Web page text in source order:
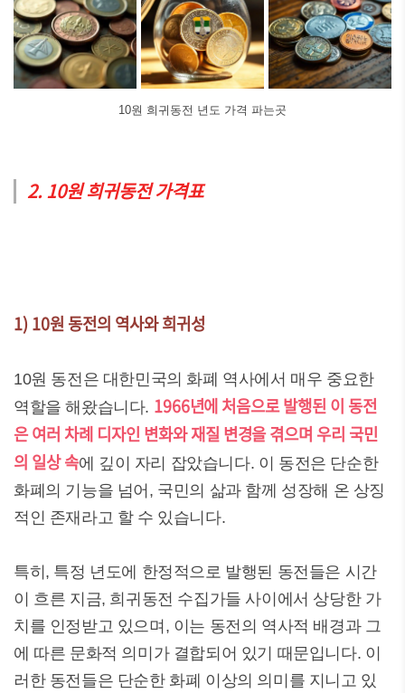
10원 희귀동전 년도 가격 파는곳
2. 10원 희귀동전 가격표
1) 10원 동전의 역사와 희귀성
10원 동전은 대한민국의 화폐 역사에서 매우 중요한
역할을 해왔습니다. 1966년에 처음으로 발행된 이 동전
은 여러 차례 디자인 변화와 재질 변경을 겪으며 우리 국민
의 일상 속에 깊이 자리 잡았습니다. 이 동전은 단순한
화폐의 기능을 넘어, 국민의 삶과 함께 성장해 온 상징
적인 존재라고 할 수 있습니다.
특히, 특정 년도에 한정적으로 발행된 동전들은 시간
이 흐른 지금, 희귀동전 수집가들 사이에서 상당한 가
치를 인정받고 있으며, 이는 동전의 역사적 배경과 그
에 따른 문화적 의미가 결합되어 있기 때문입니다. 이
러한 동전들은 단순한 화폐 이상의 의미를 지니고 있